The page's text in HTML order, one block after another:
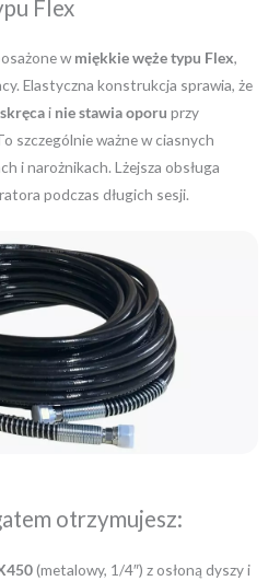
Flex
wmiękkie węże typu Flex,
Elastyczna konstrukcja sprawia, że
i nie stawia oporu przy
szczególnie ważne w ciasnych
i narożnikach. Lżejsza obsługa
podczas długich sesji.
otrzymujesz:
(metalowy, 1/4″) z osłoną dyszy i